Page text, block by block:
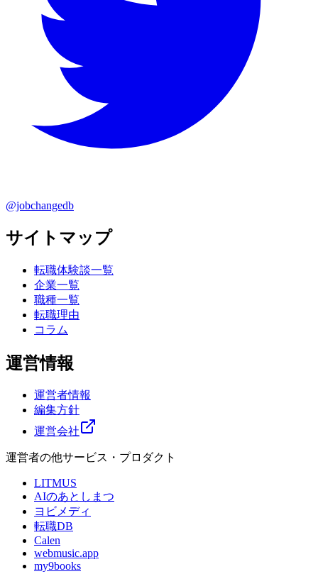
@jobchangedb
サイトマップ
転職体験談一覧
企業一覧
職種一覧
転職理由
コラム
運営情報
運営者情報
編集方針
運営会社
運営者の他サービス・プロダクト
LITMUS
AIのあとしまつ
ヨビメディ
転職DB
Calen
webmusic.app
my9books